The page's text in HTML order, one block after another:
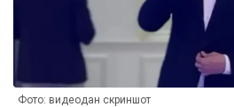
Фото: видеодан скриншот